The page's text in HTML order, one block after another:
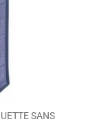
SANS